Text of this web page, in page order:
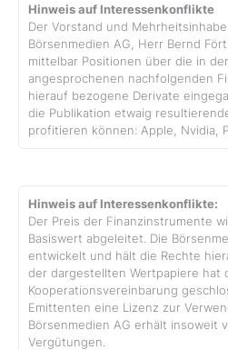
Hinweis auf Interessenkonflikte
Der Vorstand und
Börsenmedien AG, Herr Bernd
mittelbar Positionen über die in
angesprochenen nachfolgenden
hierauf bezogene Derivate
die Publikation etwaig
profitieren können: Apple, Nvidia,
Hinweis auf Interessenkonflikte:
Der Preis der Finanzinstrumente
Basiswert abgeleitet. Die
entwickelt und hält die Rechte
der dargestellten Wertpapiere hat
Kooperationsvereinbarung
Emittenten eine Lizenz zur
Börsenmedien AG erhält insoweit
Vergütungen.